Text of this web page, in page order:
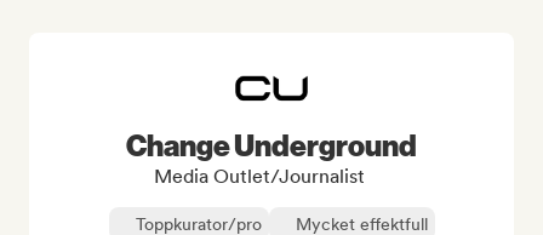
Change Underground
Media Outlet/Journalist
Toppkurator/pro
Mycket effektfull